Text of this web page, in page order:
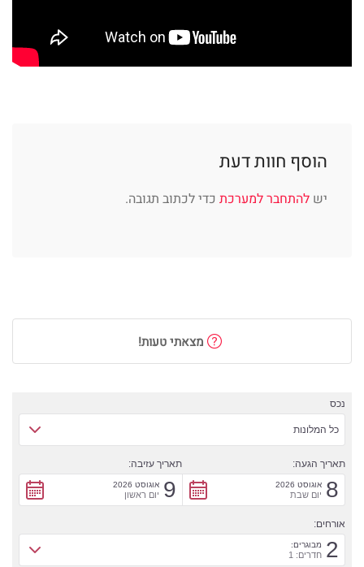
הוסף חוות דעת
יש להתחבר למערכת כדי לכתוב תגובה.
מצאתי טעות!
נכס
כל המלונות
תאריך הגעה:
8 אוגוסט 2026
יום שבת
תאריך עזיבה:
9 אוגוסט 2026
יום ראשון
אורחים:
2 מבוגרים:
חדרים: 1